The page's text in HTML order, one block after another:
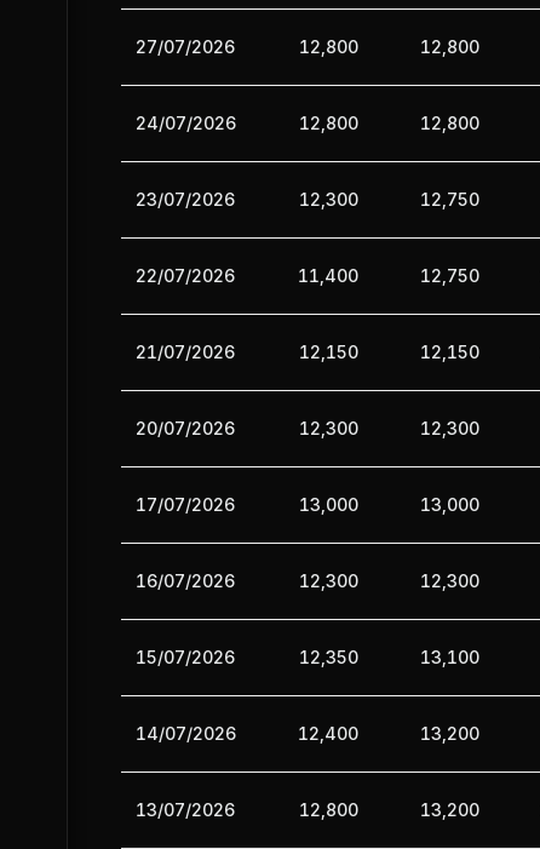
27/07/2026 12,800 12,800
24/07/2026 12,800 12,800
23/07/2026 12,300 12,750
22/07/2026 11,400 12,750
21/07/2026 12,150 12,150
20/07/2026 12,300 12,300
17/07/2026 13,000 13,000
16/07/2026 12,300 12,300
15/07/2026 12,350 13,100
14/07/2026 12,400 13,200
13/07/2026 12,800 13,200